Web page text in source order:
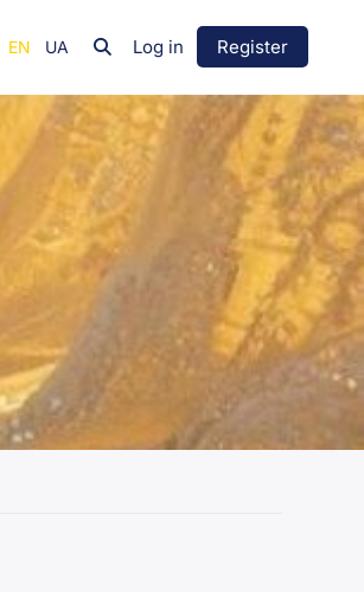
Log in Register
Group
Leadership